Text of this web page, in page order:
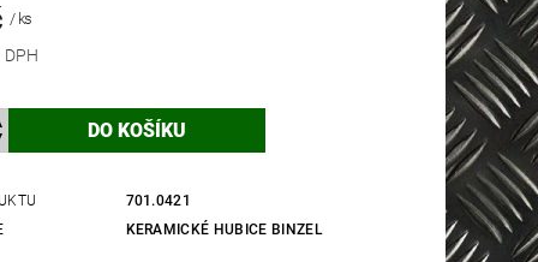
/ ks
DPH
701.0421
KERAMICKÉ HUBICE BINZEL